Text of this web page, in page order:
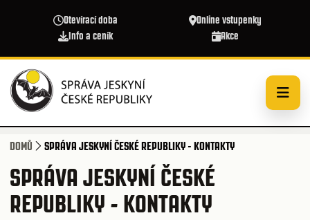
Otevírací doba
Online vstupenky
Info a ceník
Akce
DOMŮ SPRÁVA JESKYNÍ ČESKÉ REPUBLIKY - KONTAKTY
SPRÁVA JESKYNÍ ČESKÉ
REPUBLIKY - KONTAKTY